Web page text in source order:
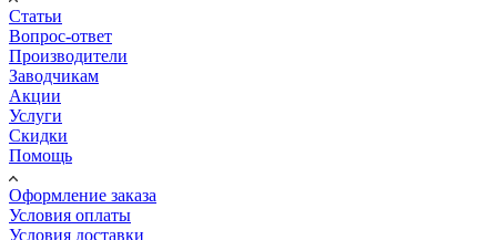
Статьи
Вопрос-ответ
Производители
Заводчикам
Акции
Услуги
Скидки
Помощь
Оформление заказа
Условия оплаты
Условия доставки